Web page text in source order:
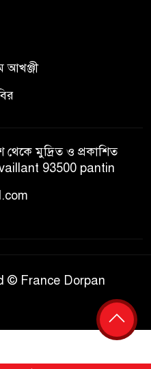
আখঞ্জী
থেকে মুদ্রিত ও প্রকাশিত
93500 pantin
© France Dorpan